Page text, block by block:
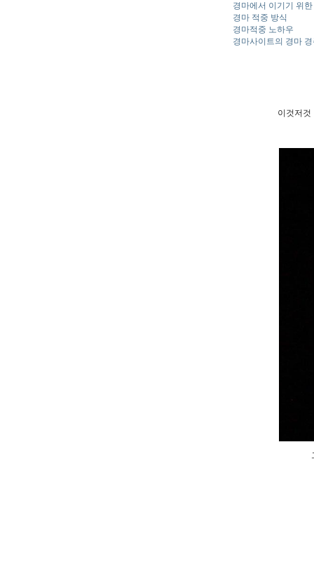
경마에서 이기기 위
경마 적중 방식
경마적중 노하우
경마사이트의 경마
이것저